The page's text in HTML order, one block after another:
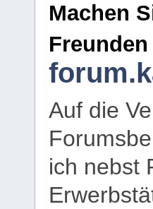
Machen
Auf die
ich nebst